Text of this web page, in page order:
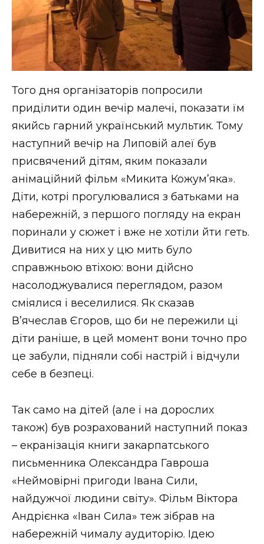
Того дня організаторів попросили
приділити один вечір малечі, показати їм
якийсь гарний український мультик. Тому
наступний вечір на Липовій алеї був
присвячений дітям, яким показали
анімаційний фільм «Микита Кожум’яка».
Діти, котрі прогулювалися з батьками на
набережній, з першого погляду на екран
поринали у сюжет і вже не хотіли йти геть.
Дивитися на них у цю мить було
справжньою втіхою: вони дійсно
насолоджувалися переглядом, разом
сміялися і веселилися. Як сказав
В’ячеслав Єгоров, що би не пережили ці
діти раніше, в цей момент вони точно про
це забули, підняли собі настрій і відчули
себе в безпеці.
Так само на дітей (але і на дорослих
також) був розрахований наступний показ
– екранізація книги закарпатського
письменника Олександра Гавроша
«Неймовірні пригоди Івана Сили,
найдужчої людини світу». Фільм Віктора
Андрієнка «Іван Сила» теж зібрав на
набережній чималу аудиторію. Ідею